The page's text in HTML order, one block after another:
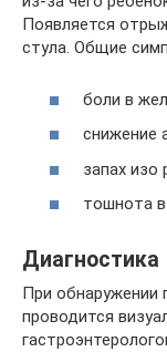
Появляется
стула. Общие
боли в
снижение
запах изо
тошнота
Диагностика
При обнаружении
проводится